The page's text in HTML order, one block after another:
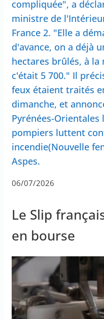
compliquée", a
ministre de
France 2. "Elle a
d'avance, on a déjà
hectares brûlés, à la
c'était 5 700." Il
feux étaient traités
dimanche, et
Pyrénées-
pompiers luttent
incendie(Nouvelle
Aspes.
06/07/2026
Le Slip
en bourse